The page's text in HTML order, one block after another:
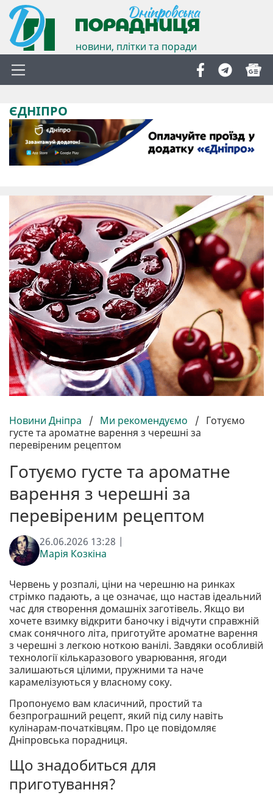
новини, плітки та поради
ЄДНІПРО
Новини Дніпра / Ми рекомендуємо / Готуємо
густе та ароматне варення з черешні за
перевіреним рецептом
Готуємо густе та ароматне
варення з черешні за
перевіреним рецептом
26.06.2026 13:28 |
Марія Козкіна
Червень у розпалі, ціни на черешню на ринках
стрімко падають, а це означає, що настав ідеальний
час для створення домашніх заготівель. Якщо ви
хочете взимку відкрити баночку і відчути справжній
смак сонячного літа, приготуйте ароматне варення
з черешні з легкою ноткою ванілі. Завдяки особливій
технології кількаразового уварювання, ягоди
залишаються цілими, пружними та наче
карамелізуються у власному соку.
Пропонуємо вам класичний, простий та
безпрограшний рецепт, який під силу навіть
кулінарам-початківцям. Про це повідомляє
Дніпровська порадниця.
Що знадобиться для
приготування?